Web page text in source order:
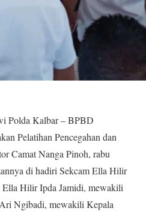
Polda Kalbar – BPBD
Pelatihan Pencegahan dan
Camat Nanga Pinoh, rabu
di hadiri Sekcam Ella Hilir
Hilir Ipda Jamidi, mewakili
Ngibadi, mewakili Kepala